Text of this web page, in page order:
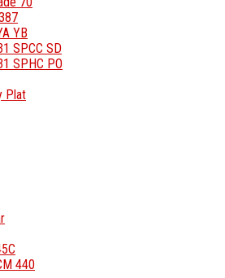
YB
SPCC SD
SPHC PO
Plat
440